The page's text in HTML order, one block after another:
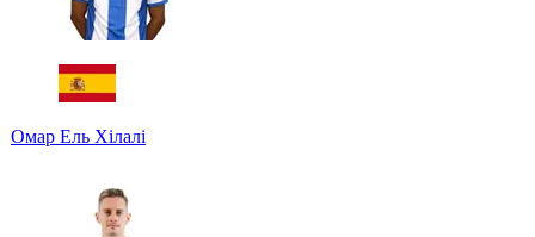
Омар Ель Хілалі